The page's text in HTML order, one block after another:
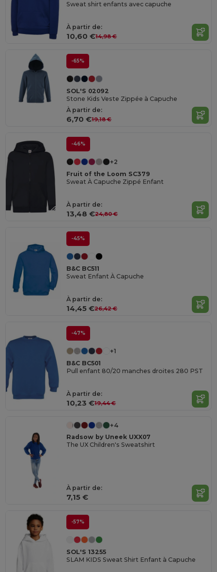
Sweat shirt enfants avec capuche
À partir de:
10,60 €14,98 €
-65%
SOL'S 02092
Stone Kids Veste Zippée à Capuche
À partir de:
6,70 €19,18 €
-46%
+2
Fruit of the Loom SC379
Sweat À Capuche Zippé Enfant
À partir de:
13,48 €24,80 €
-45%
B&C BC511
Sweat Enfant À Capuche
À partir de:
14,45 €26,42 €
-47%
+1
B&C BC501
Pull enfant 80/20 manches droites 280 PST
À partir de:
10,23 €19,44 €
+4
Radsow by Uneek UXX07
The UX Children's Sweatshirt
À partir de:
7,15 €
-57%
SOL'S 13255
SLAM KIDS Sweat Shirt Enfant à Capuche